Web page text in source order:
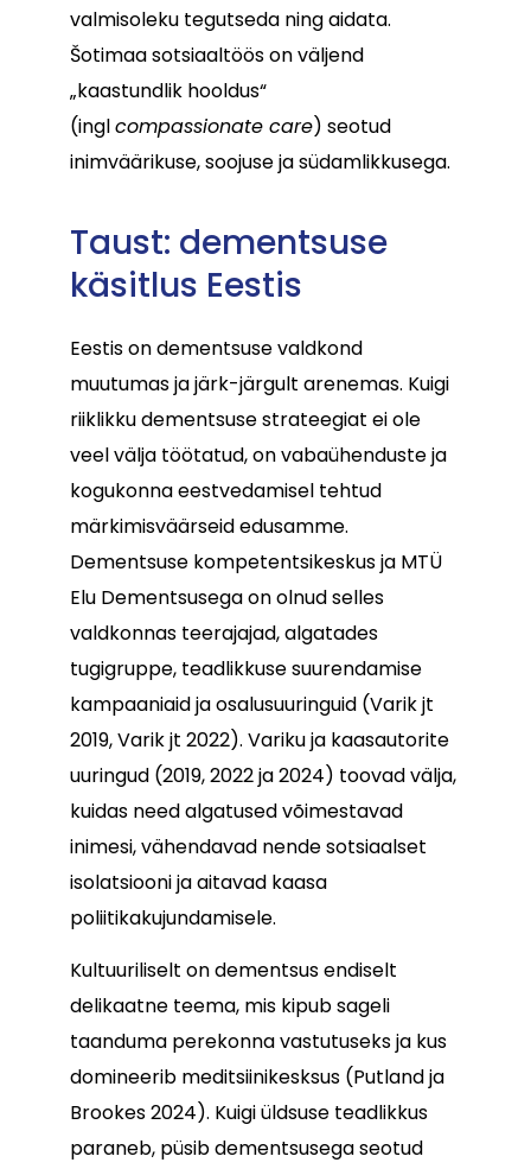
valmisoleku tegutseda ning aidata.
Šotimaa sotsiaaltöös on väljend
„kaastundlik hooldus“
(inglcompassionate care) seotud
inimväärikuse, soojuse ja südamlikkusega.
Taust: dementsuse
käsitlus Eestis
Eestis on dementsuse valdkond
muutumas ja järk-järgult arenemas. Kuigi
riiklikku dementsuse strateegiat ei ole
veel välja töötatud, on vabaühenduste ja
kogukonna eestvedamisel tehtud
märkimisväärseid edusamme.
Dementsuse kompetentsikeskus ja MTÜ
Elu Dementsusega on olnud selles
valdkonnas teerajajad, algatades
tugigruppe, teadlikkuse suurendamise
kampaaniaid ja osalusuuringuid (Varik jt
2019, Varik jt 2022). Variku ja kaasautorite
uuringud (2019, 2022 ja 2024) toovad välja,
kuidas need algatused võimestavad
inimesi, vähendavad nende sotsiaalset
isolatsiooni ja aitavad kaasa
poliitikakujundamisele.
Kultuuriliselt on dementsus endiselt
delikaatne teema, mis kipub sageli
taanduma perekonna vastutuseks ja kus
domineerib meditsiinikesksus (Putland ja
Brookes 2024). Kuigi üldsuse teadlikkus
paraneb, püsib dementsusega seotud